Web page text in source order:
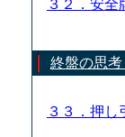
３２．安
終盤の思考
３３．押